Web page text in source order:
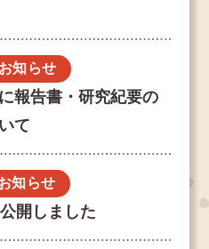
知らせ
報告書・研究紀要の
て
知らせ
開しました